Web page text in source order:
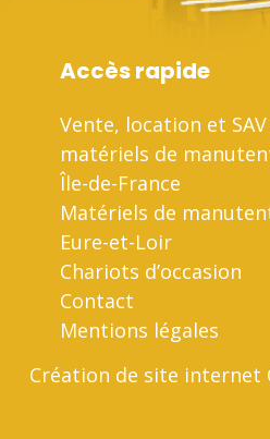
Accès rapide
Vente, location et
matériels de
Île-de-France
Matériels de
Eure-et-Loir
Chariots d’occasion
Contact
Mentions légales
Création de site internet